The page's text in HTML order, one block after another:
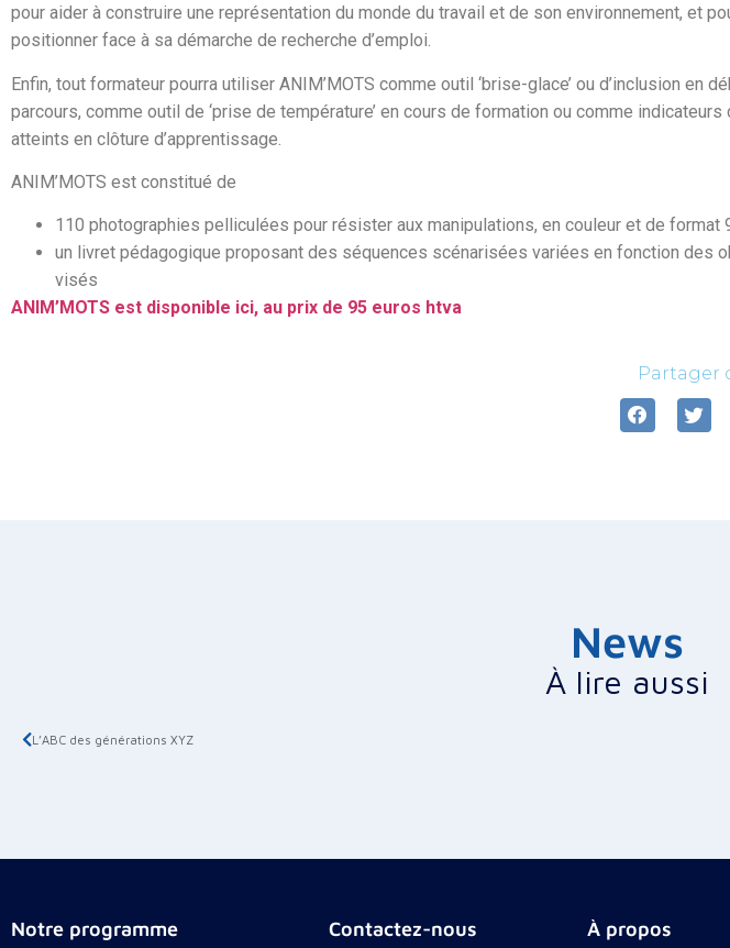
pour aider à construire une représentation du monde du travail et de son environnement, et
positionner face à sa démarche de recherche d’emploi.
Enfin, tout formateur pourra utiliser ANIM’MOTS comme outil ‘brise-glace’ ou d’inclusion en
parcours, comme outil de ‘prise de température’ en cours de formation ou comme indicateurs
atteints en clôture d’apprentissage.
ANIM’MOTS est constitué de
110 photographies pelliculées pour résister aux manipulations, en couleur et de format
un livret pédagogique proposant des séquences scénarisées variées en fonction des
visés
ANIM’MOTS est disponible ici, au prix de 95 euros htva
Partager
News
À lire aussi
L’ABC des générations XYZ
Notre programme Contactez-nous À propos